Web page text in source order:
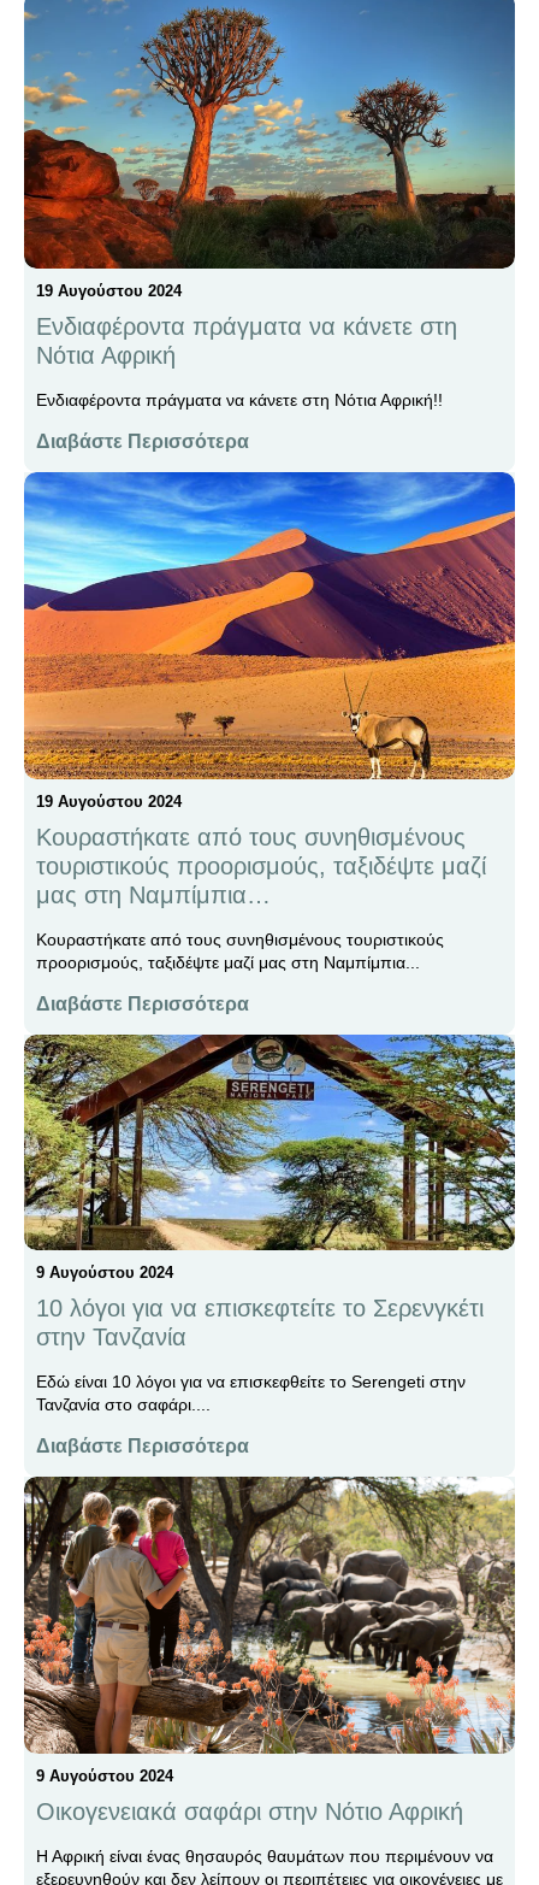
19 Αυγούστου 2024
Ενδιαφέροντα πράγματα να κάνετε στη
Νότια Αφρική
Ενδιαφέροντα πράγματα να κάνετε στη Νότια Αφρική!!
Διαβάστε Περισσότερα
19 Αυγούστου 2024
Κουραστήκατε από τους συνηθισμένους
τουριστικούς προορισμούς, ταξιδέψτε μαζί
μας στη Ναμπίμπια…
Κουραστήκατε από τους συνηθισμένους τουριστικούς
προορισμούς, ταξιδέψτε μαζί μας στη Ναμπίμπια...
Διαβάστε Περισσότερα
9 Αυγούστου 2024
10 λόγοι για να επισκεφτείτε το Σερενγκέτι
στην Τανζανία
Εδώ είναι 10 λόγοι για να επισκεφθείτε το Serengeti στην
Τανζανία στο σαφάρι....
Διαβάστε Περισσότερα
9 Αυγούστου 2024
Οικογενειακά σαφάρι στην Νότιο Αφρική
Η Αφρική είναι ένας θησαυρός θαυμάτων που περιμένουν να
εξερευνηθούν και δεν λείπουν οι περιπέτειες για οικογένειες με